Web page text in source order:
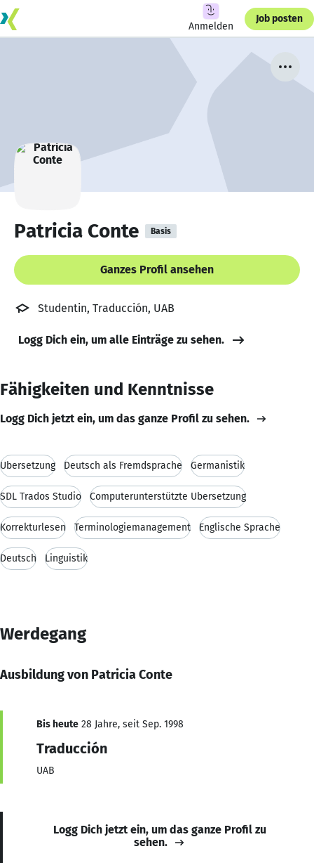
Anmelden
Job posten
Patricia Conte Basis
Ganzes Profil ansehen
Studentin, Traducción, UAB
Logg Dich ein, um alle Einträge zu sehen.
Fähigkeiten und Kenntnisse
Logg Dich jetzt ein, um das ganze Profil zu sehen.
Übersetzung Deutsch als Fremdsprache Germanistik
SDL Trados Studio Computerunterstützte Übersetzung
Korrekturlesen Terminologiemanagement Englische Sprache
Deutsch Linguistik
Werdegang
Ausbildung von Patricia Conte
Bis heute 28 Jahre, seit Sep. 1998
Traducción
UAB
Logg Dich jetzt ein, um das ganze Profil zu
sehen.